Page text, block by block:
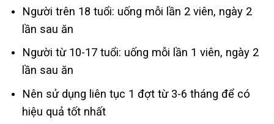
Người trên 18 tuổi: uống mỗi lần 2 viên, ngày 2
lần sau ăn
Người từ 10-17 tuổi: uống mỗi lần 1 viên, ngày 2
lần sau ăn
Nên sử dụng liên tục 1 đợt từ 3-6 tháng để có
hiệu quả tốt nhất